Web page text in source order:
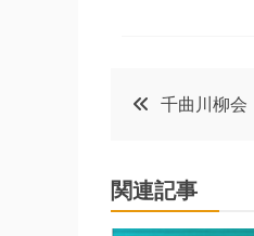
投
ナ
千曲川柳
関連記事